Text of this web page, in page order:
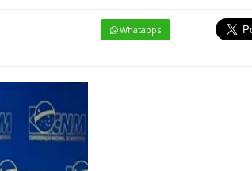
Whatapps